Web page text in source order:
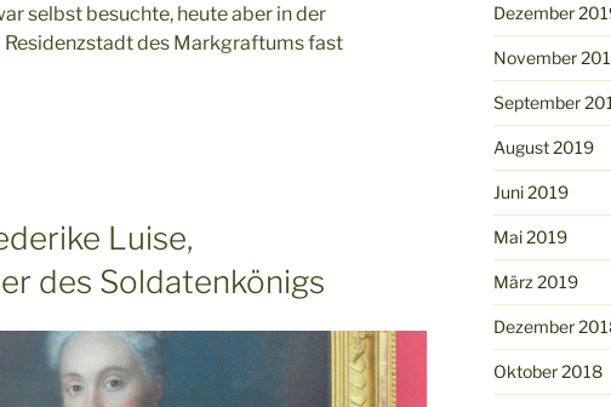
selbst besuchte, heute aber in der
des Markgraftums fast
Luise,
des Soldatenkönigs
Dezember
November
September
August 2019
Juni 2019
Mai 2019
März 2019
Dezember
Oktober 2018